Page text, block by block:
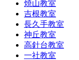
焼山教室
吉根教室
長久手教室
神丘教室
高針台教室
一社教室